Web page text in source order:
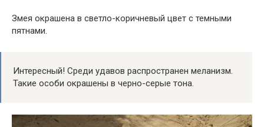
Змея окрашена в светло-коричневый цвет с темными
пятнами.
Интересный! Среди удавов распространен меланизм.
Такие особи окрашены в черно-серые тона.